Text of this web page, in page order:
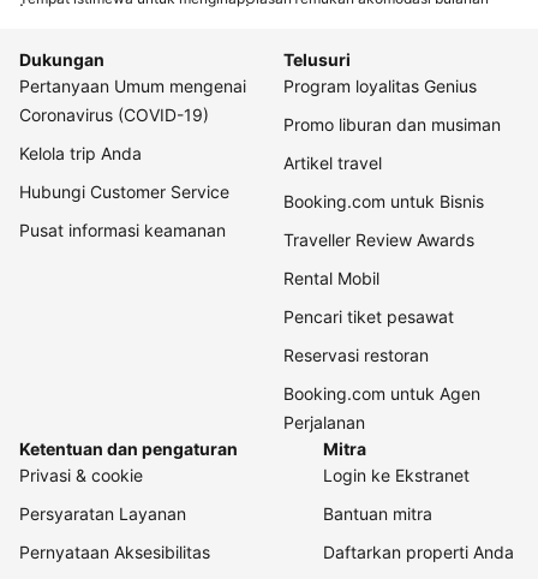
Dukungan
Pertanyaan Umum mengenai
Coronavirus (COVID-19)
Kelola trip Anda
Hubungi Customer Service
Pusat informasi keamanan
Telusuri
Program loyalitas Genius
Promo liburan dan musiman
Artikel travel
Booking.com untuk Bisnis
Traveller Review Awards
Rental Mobil
Pencari tiket pesawat
Reservasi restoran
Booking.com untuk Agen
Perjalanan
Ketentuan dan pengaturan
Privasi & cookie
Persyaratan Layanan
Pernyataan Aksesibilitas
Mitra
Login ke Ekstranet
Bantuan mitra
Daftarkan properti Anda